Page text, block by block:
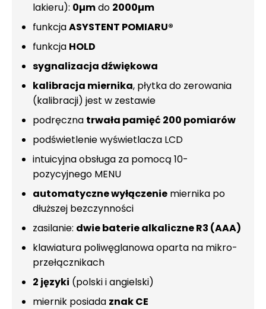
lakieru): 0µmdo 2000µm
funkcjaASYSTENT POMIARU®
funkcja HOLD
sygnalizacja dźwiękowa
kalibracja miernika, płytka do zerowania
(kalibracji) jest w zestawie
podręczna trwała pamięć 200 pomiarów
podświetlenie wyświetlacza LCD
intuicyjna obsługa za pomocą 10-
pozycyjnego MENU
automatyczne wyłączenie miernika po
dłuższej bezczynności
zasilanie: dwie baterie alkaliczne R3 (AAA)
klawiatura poliwęglanowa oparta na mikro-
przełącznikach
2 języki (polski i angielski)
miernik posiada znak CE